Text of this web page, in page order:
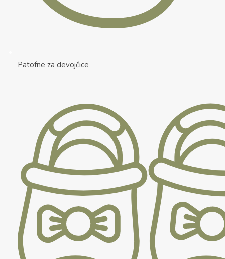
Patofne za devojčice